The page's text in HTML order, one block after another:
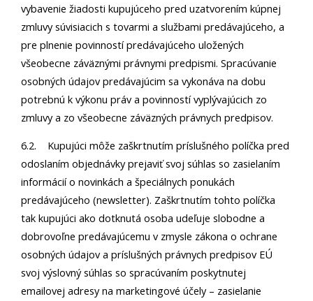
vybavenie žiadosti kupujúceho pred uzatvorením kúpnej
zmluvy súvisiacich s tovarmi a službami predávajúceho, a
pre plnenie povinností predávajúceho uložených
všeobecne záväznými právnymi predpismi. Spracúvanie
osobných údajov predávajúcim sa vykonáva na dobu
potrebnú k výkonu práv a povinností vyplývajúcich zo
zmluvy a zo všeobecne záväzných právnych predpisov.
6.2. Kupujúci môže zaškrtnutím príslušného políčka pred
odoslaním objednávky prejaviť svoj súhlas so zasielaním
informácií o novinkách a špeciálnych ponukách
predávajúceho (newsletter). Zaškrtnutím tohto políčka
tak kupujúci ako dotknutá osoba udeľuje slobodne a
dobrovoľne predávajúcemu v zmysle zákona o ochrane
osobných údajov a príslušných právnych predpisov EÚ
svoj výslovný súhlas so spracúvaním poskytnutej
emailovej adresy na marketingové účely – zasielanie